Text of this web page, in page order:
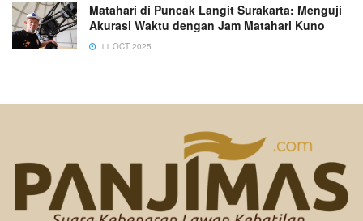
Matahari di Puncak Langit Surakarta: Menguji
Akurasi Waktu dengan Jam Matahari Kuno
11 OCT 2025